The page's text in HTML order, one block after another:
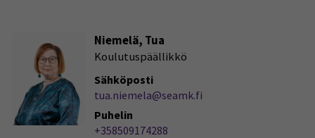
Niemelä, Tua
Koulutuspäällikkö
Sähköposti
tua.niemela@seamk.fi
Puhelin
+358509174288